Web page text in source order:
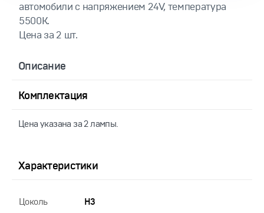
автомобили с напряжением 24V, температура
5500K.
Цена за 2 шт.
Описание
Комплектация
Цена указана за 2 лампы.
Характеристики
Цоколь H3